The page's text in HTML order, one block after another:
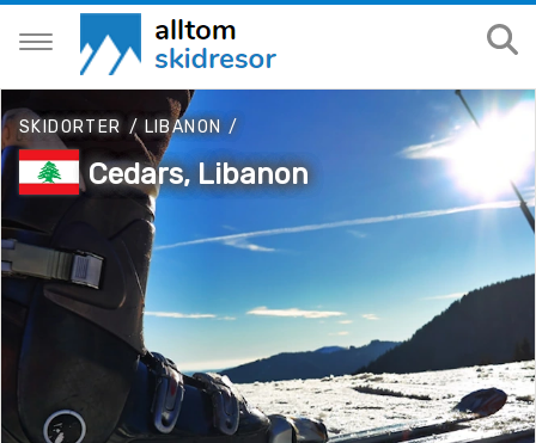
SKIDORTER / LIBANON/
Cedars, Libanon